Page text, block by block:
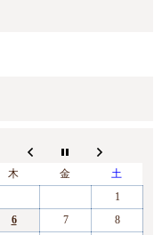
木 金
土
1
6 7
8